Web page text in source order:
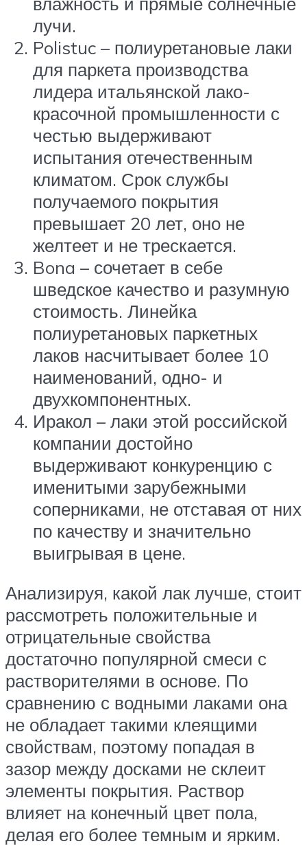
лучи.
Polistuc – полиуретановые лаки
для паркета производства
лидера итальянской лако-
красочной промышленности с
честью выдерживают
испытания отечественным
климатом. Срок службы
получаемого покрытия
превышает 20 лет, оно не
желтеет и не трескается.
Bona – сочетает в себе
шведское качество и разумную
стоимость. Линейка
полиуретановых паркетных
лаков насчитывает более 10
наименований, одно- и
двухкомпонентных.
Иракол – лаки этой российской
компании достойно
выдерживают конкуренцию с
именитыми зарубежными
соперниками, не отставая от них
по качеству и значительно
выигрывая в цене.
Анализируя, какой лак лучше, стоит
рассмотреть положительные и
отрицательные свойства
достаточно популярной смеси с
растворителями в основе. По
сравнению с водными лаками она
не обладает такими клеящими
свойствам, поэтому попадая в
зазор между досками не склеит
элементы покрытия. Раствор
влияет на конечный цвет пола,
делая его более темным и ярким.